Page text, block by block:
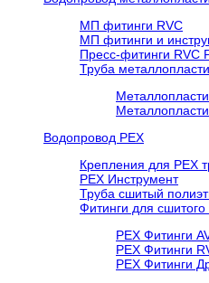
МП фитинги RVC
МП фитинги и
Пресс-фитинги RVC
Труба
Водопровод РЕХ
Крепления для РЕХ
РЕХ Инструмент
Труба сшитый
Фитинги для сшитого
PEX Фитинги
РЕХ Фитинги
РЕХ Фитинги